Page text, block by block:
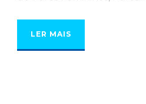
LER MAIS